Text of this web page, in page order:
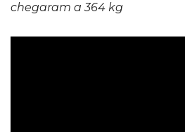
chegaram a 364 kg